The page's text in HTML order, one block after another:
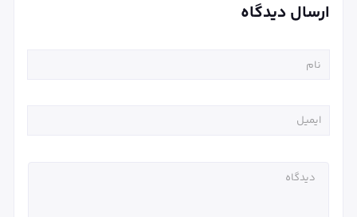
ارسال دیدگاه